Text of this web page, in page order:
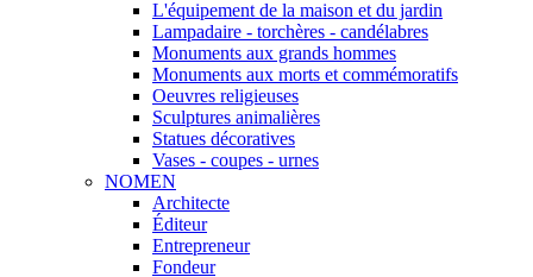
L'équipement de la maison et du jardin
Lampadaire - torchères - candélabres
Monuments aux grands hommes
Monuments aux morts et commémoratifs
Oeuvres religieuses
Sculptures animalières
Statues décoratives
Vases - coupes - urnes
NOMEN
Architecte
Éditeur
Entrepreneur
Fondeur